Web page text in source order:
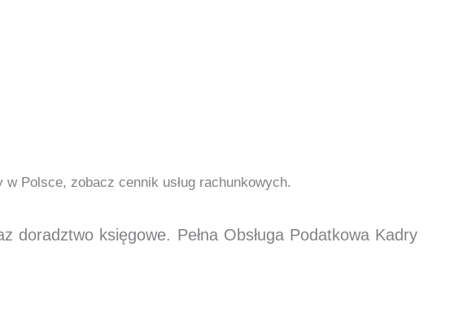
Polsce, zobacz cennik usług rachunkowych.
doradztwo księgowe. Pełna Obsługa Podatkowa Kadry